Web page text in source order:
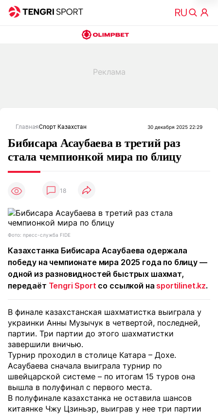
ГлавнаяСпорт Казахстан 30 декабря 2025 22:29
Бибисара Асаубаева в третий раз
стала чемпионкой мира по блицу
18
Фото: пресс-служба FIDE
Казахстанка Бибисара Асаубаева одержала
победу на чемпионате мира 2025 года по блицу —
одной из разновидностей быстрых шахмат,
передаёт Tengri Sport со ссылкой на sportilinet.kz.
В финале казахстанская шахматистка выиграла у
украинки Анны Музычук в четвертой, последней,
партии. Три партии до этого шахматистки
завершили вничью.
Турнир проходил в столице Катара – Дохе.
Асаубаева сначала выиграла турнир по
швейцарской системе – по итогам 15 туров она
вышла в полуфинал с первого места.
В полуфинале казахстанка не оставила шансов
китаянке Чжу Цзиньэр, выиграв у нее три партии